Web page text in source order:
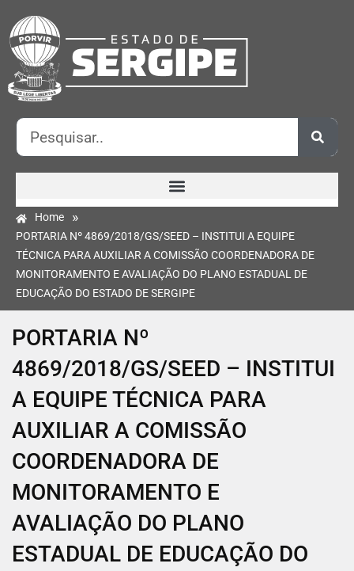
Home »
PORTARIA Nº 4869/2018/GS/SEED – INSTITUI A EQUIPE
TÉCNICA PARA AUXILIAR A COMISSÃO COORDENADORA DE
MONITORAMENTO E AVALIAÇÃO DO PLANO ESTADUAL DE
EDUCAÇÃO DO ESTADO DE SERGIPE
PORTARIA Nº
4869/2018/GS/SEED – INSTITUI
A EQUIPE TÉCNICA PARA
AUXILIAR A COMISSÃO
COORDENADORA DE
MONITORAMENTO E
AVALIAÇÃO DO PLANO
ESTADUAL DE EDUCAÇÃO DO